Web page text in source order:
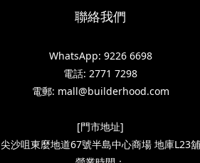
聯絡我們
WhatsApp: 9226 6698
電話: 2771 7298
電郵: mall@builderhood.com
[門市地址]
尖沙咀東麼地道67號半島中心商場 地庫L23舖